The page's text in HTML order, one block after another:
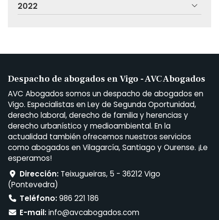
2022
Despacho de abogados en Vigo - AVC Abogados
AVC Abogados somos un despacho de abogados en
Vigo. Especialistas en Ley de Segunda Oportunidad,
derecho laboral, derecho de familia y herencias y
derecho urbanístico y medioambiental. En la
actualidad también ofrecemos nuestros servicios
como abogados en Vilagarcía, Santiago y Ourense. ¡Le
esperamos!
Dirección: Teixugueiras, 5 - 36212 Vigo
(Pontevedra)
Teléfono:986 221 186
E-mail:info@avcabogados.com